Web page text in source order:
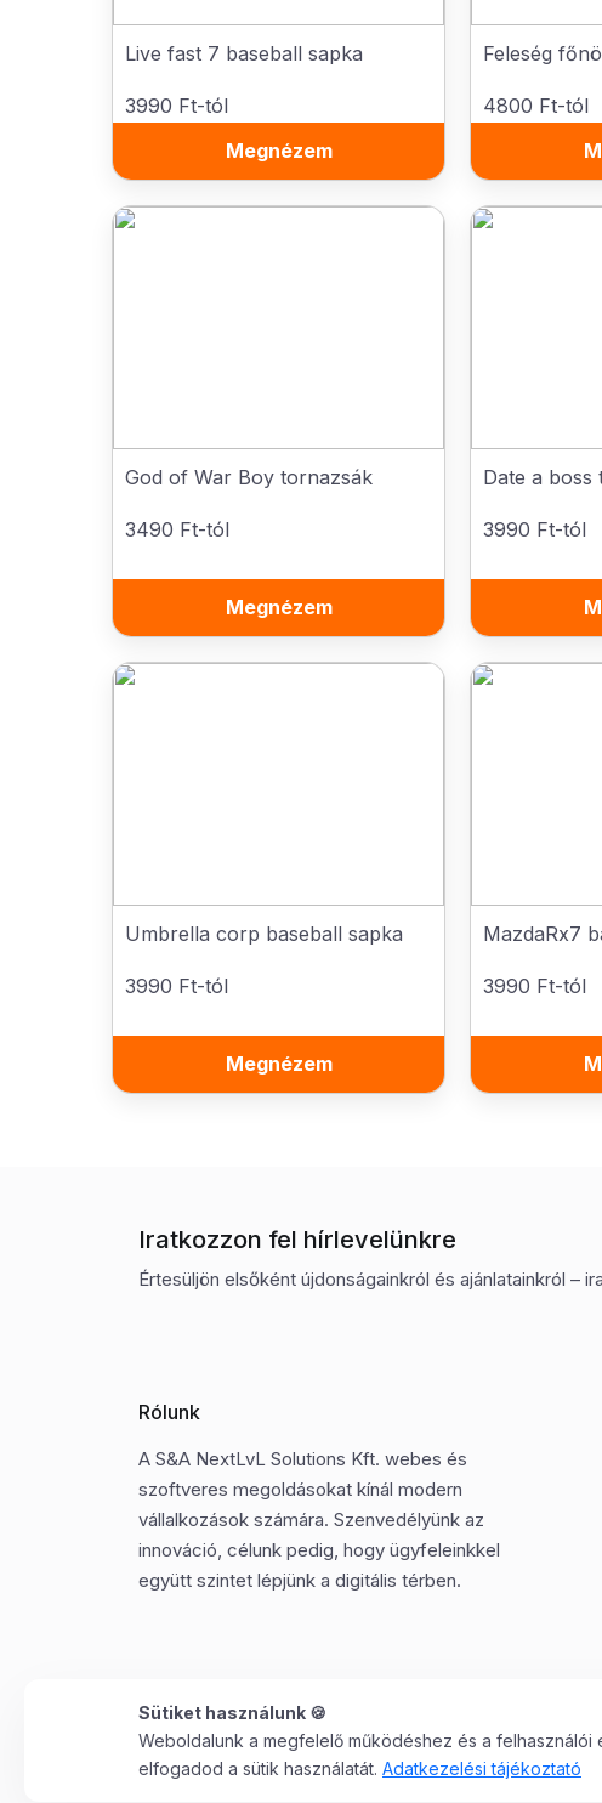
Live fast 7 baseball sapka
3990 Ft-tól
Megnézem
Feleség
4800 Ft-tól
God of War Boy tornazsák
3490 Ft-tól
Megnézem
Date a boss
3990 Ft-tól
Umbrella corp baseball sapka
3990 Ft-tól
Megnézem
MazdaRx7
3990 Ft-tól
Iratkozzon fel hírlevelünkre
Értesüljön elsőként újdonságainkról és ajánlatainkról –
Rólunk
A S&A NextLvL Solutions Kft. webes és
szoftveres megoldásokat kínál modern
vállalkozások számára. Szenvedélyünk az
innováció, célunk pedig, hogy ügyfeleinkkel
együtt szintet lépjünk a digitális térben.
©2025 Minden jog fenntartva. S&A NextLvL Solutions Kft.
Sütiket használunk 🍪
Weboldalunk a megfelelő működéshez és a felhasználói
elfogadod a sütik használatát. Adatkezelési tájékoztató